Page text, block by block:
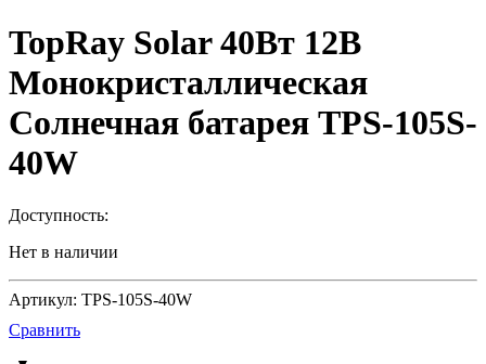
TopRay Solar 40Вт 12В
Монокристаллическая
Солнечная батарея TPS-105S-
40W
Доступность:
Нет в наличии
Артикул: TPS-105S-40W
Сравнить